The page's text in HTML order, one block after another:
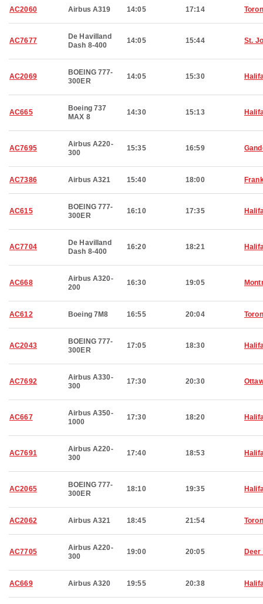
AC2060 Airbus A319 14:05 17:14
AC7677
De Havilland
Dash 8-400
14:05 15:44 St.
AC2069
BOEING 777-
300ER
14:05 15:30
AC665
Boeing 737
MAX 8
14:30 15:13
AC7695
Airbus A220-
300
15:35 16:59
AC7386 Airbus A321 15:40 18:00
AC615
BOEING 777-
300ER
16:10 17:35
AC7704
De Havilland
Dash 8-400
16:20 18:21
AC668
Airbus A320-
200
16:30 19:05
AC612 Boeing 7M8 16:55 20:04
AC2043
BOEING 777-
300ER
17:05 18:30
AC7692
Airbus A330-
300
17:30 20:30
AC667
Airbus A350-
1000
17:30 18:20
AC7691
Airbus A220-
300
17:40 18:53
AC2065
BOEING 777-
300ER
18:10 19:35
AC2062 Airbus A321 18:45 21:54
AC7705
Airbus A220-
300
19:00 20:05 Deer
AC669 Airbus A320 19:55 20:38